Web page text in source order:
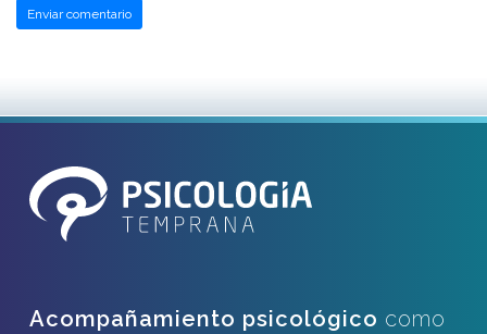
Acompañamiento psicológico como